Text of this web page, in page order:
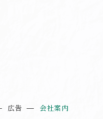
広告 会社案内